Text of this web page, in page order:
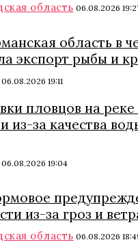
область 06.08.2026
область в
экспорт рыбы и
06.08.2026 19:11
пловцов на
из-за качества
06.08.2026 19:04
из-за гроз и
область 06.08.2026